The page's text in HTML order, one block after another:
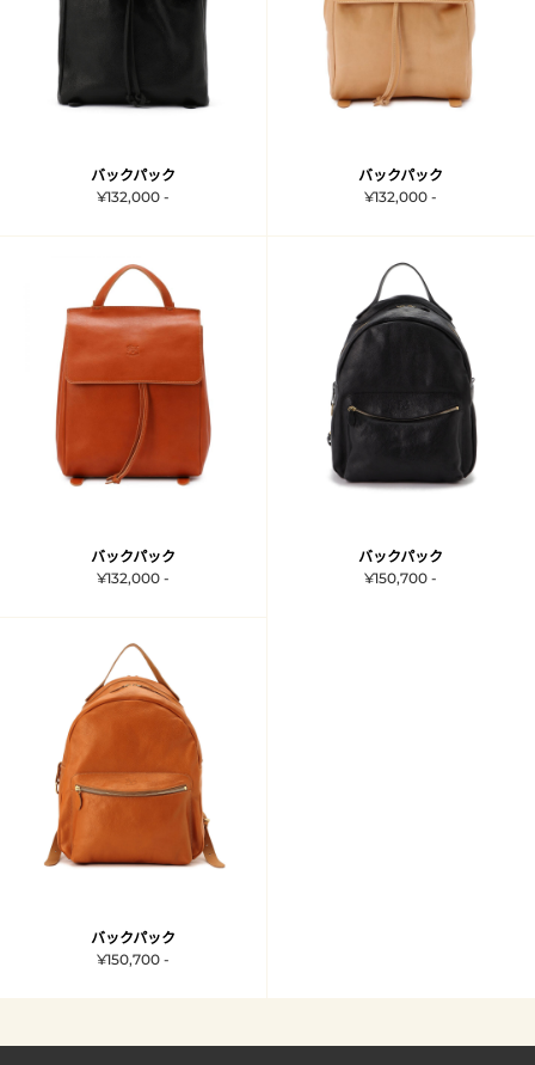
バックパック
¥132,000 -
バックパック
¥132,000 -
バックパック
¥132,000 -
バックパック
¥150,700 -
バックパック
¥150,700 -